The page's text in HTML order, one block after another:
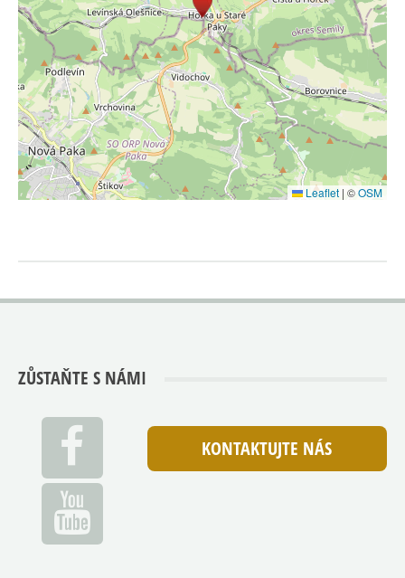
Leaflet | ©OSM
ZŮSTAŇTE S NÁMI
KONTAKTUJTE NÁS